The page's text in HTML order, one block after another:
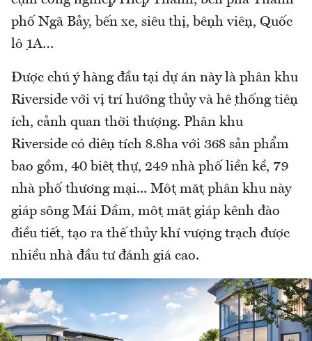
phố Ngã Bảy, bến xe, siêu thị, bệnh viện, Quốc
lộ 1A…
Được chú ý hàng đầu tại dự án này là phân khu
Riverside với vị trí hướng thủy và hệ thống tiện
ích, cảnh quan thời thượng. Phân khu
Riverside có diện tích 8.8ha với 368 sản phẩm
bao gồm, 40 biệt thự, 249 nhà phố liền kề, 79
nhà phố thương mại... Một mặt phân khu này
giáp sông Mái Dầm, một mặt giáp kênh đào
điều tiết, tạo ra thế thủy khí vượng trạch được
nhiều nhà đầu tư đánh giá cao.